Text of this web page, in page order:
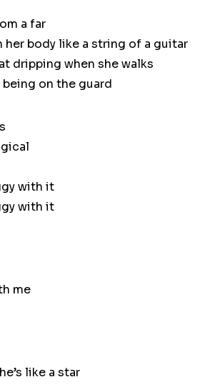
a far
her body like a string of a guitar
dripping when she walks
on the guard
with it
with it
me
like a star